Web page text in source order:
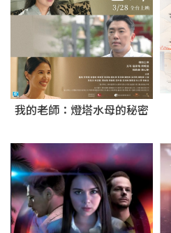
我的老師：燈塔水母的秘密